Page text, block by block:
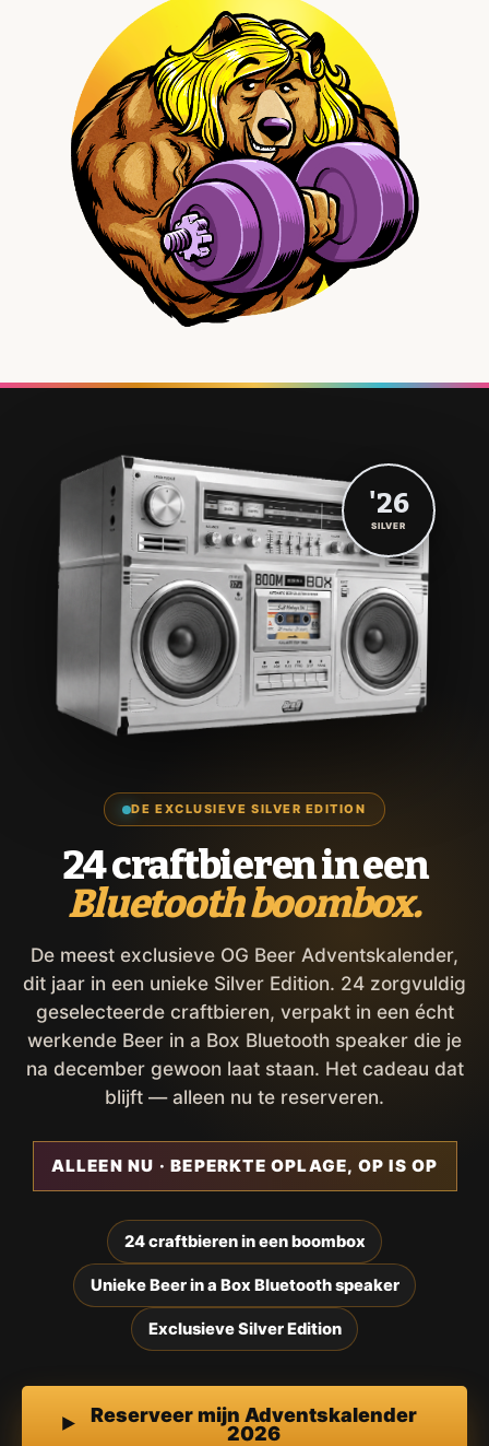
DE EXCLUSIEVE SILVER EDITION
24 craftbieren in een
Bluetooth boombox.
De meest exclusieve OG Beer Adventskalender,
dit jaar in een unieke Silver Edition. 24 zorgvuldig
geselecteerde craftbieren, verpakt in een écht
werkende Beer in a Box Bluetooth speaker die je
na december gewoon laat staan. Het cadeau dat
blijft — alleen nu te reserveren.
ALLEEN NU · BEPERKTE OPLAGE, OP IS OP
24 craftbieren in een boombox
Unieke Beer in a Box Bluetooth speaker
Exclusieve Silver Edition
Reserveer mijn Adventskalender
2026
'26
SILVER